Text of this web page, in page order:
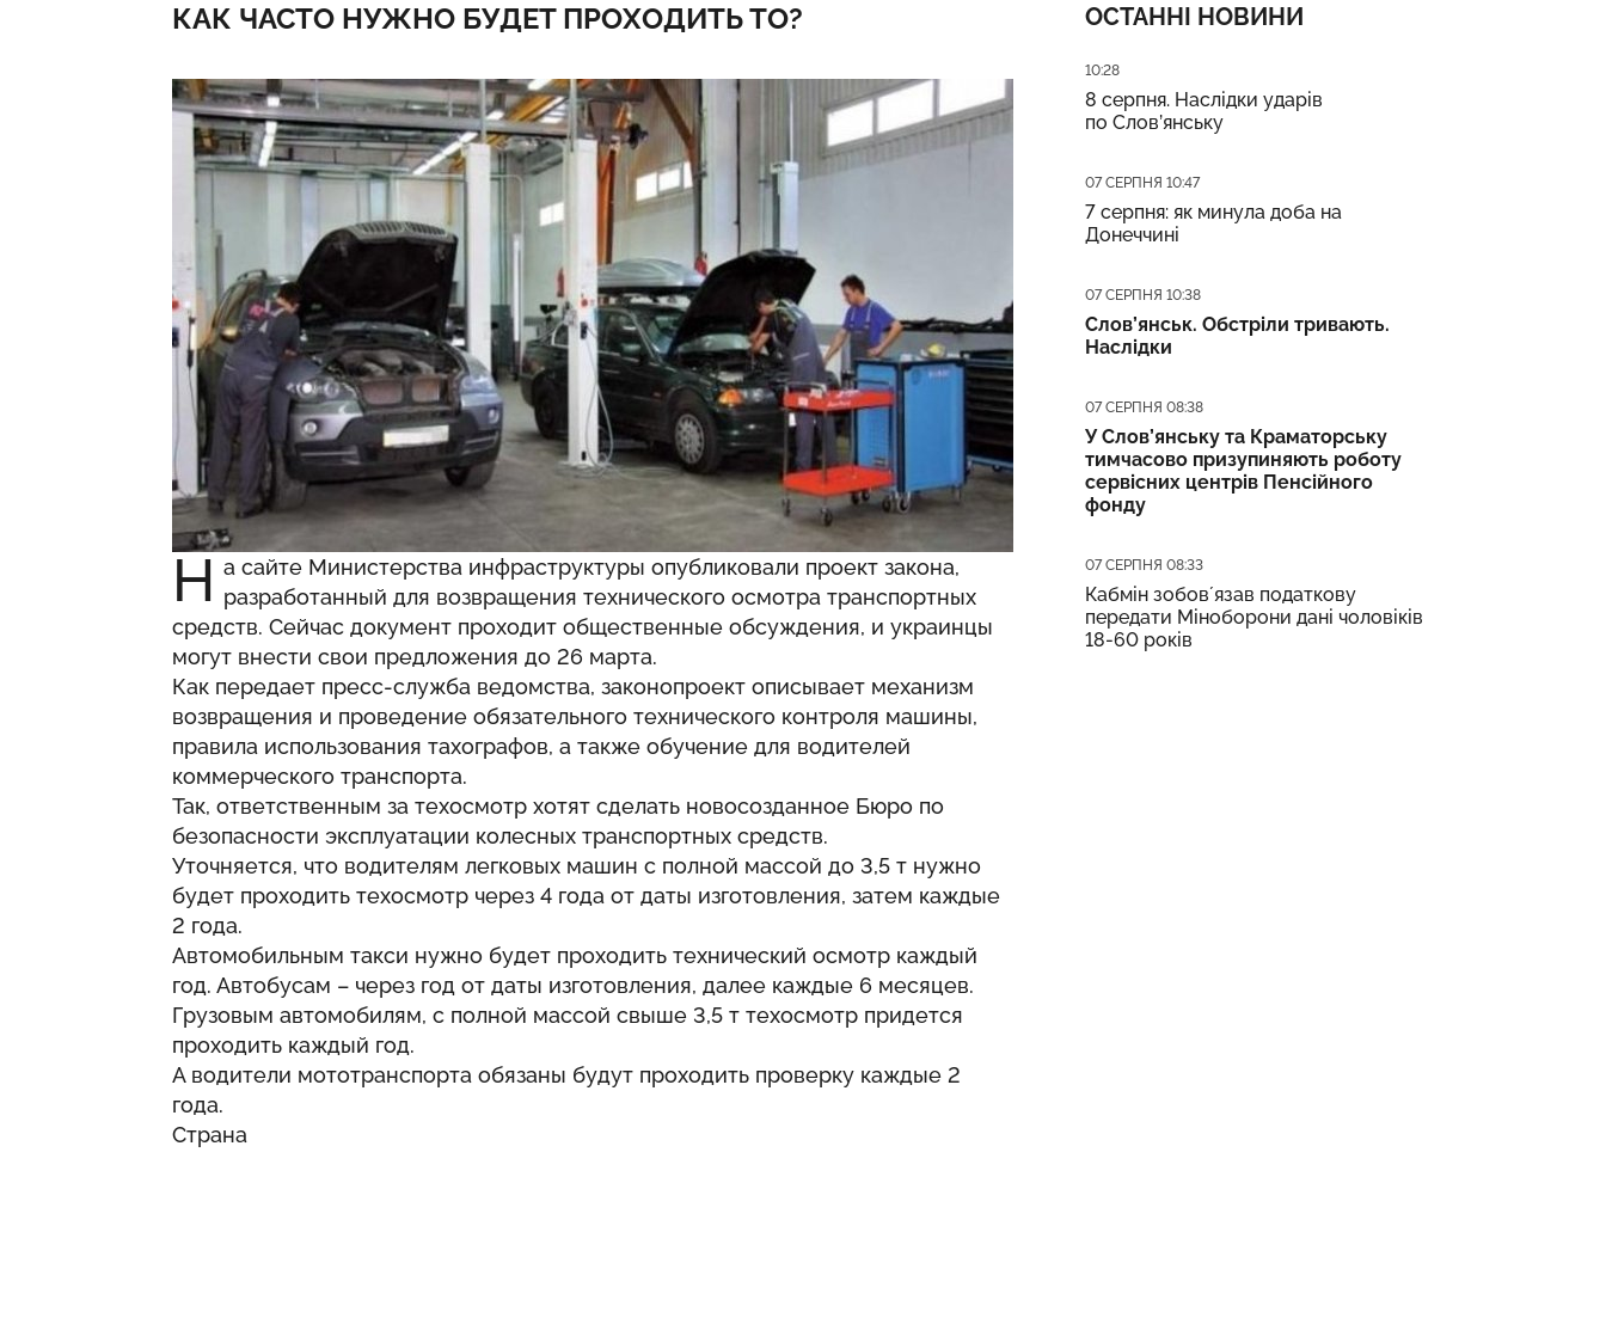
КАК ЧАСТО НУЖНО БУДЕТ ПРОХОДИТЬ ТО?
Н а сайте Министерства инфраструктуры опубликовали проект закона,
разработанный для возвращения технического осмотра транспортных
средств. Сейчас документ проходит общественные обсуждения, и украинцы
могут внести свои предложения до 26 марта.
Как передает пресс-служба ведомства, законопроект описывает механизм
возвращения и проведение обязательного технического контроля машины,
правила использования тахографов, а также обучение для водителей
коммерческого транспорта.
Так, ответственным за техосмотр хотят сделать новосозданное Бюро по
безопасности эксплуатации колесных транспортных средств.
Уточняется, что водителям легковых машин с полной массой до 3,5 т нужно
будет проходить техосмотр через 4 года от даты изготовления, затем каждые
2 года.
Автомобильным такси нужно будет проходить технический осмотр каждый
год. Автобусам – через год от даты изготовления, далее каждые 6 месяцев.
Грузовым автомобилям, с полной массой свыше 3,5 т техосмотр придется
проходить каждый год.
А водители мототранспорта обязаны будут проходить проверку каждые 2
года.
Страна
ОСТАННІ НОВИНИ
Дата публікації
10:28
8 серпня. Наслідки ударів
по Слов’янську
Дата публікації
07 СЕРПНЯ 10:47
7 серпня: як минула доба на
Донеччині
Дата публікації
07 СЕРПНЯ 10:38
Слов’янськ. Обстріли тривають.
Наслідки
Дата публікації
07 СЕРПНЯ 08:38
У Слов’янську та Краматорську
тимчасово призупиняють роботу
сервісних центрів Пенсійного
фонду
Дата публікації
07 СЕРПНЯ 08:33
Кабмін зобовʼязав податкову
передати Міноборони дані чоловіків
18-60 років